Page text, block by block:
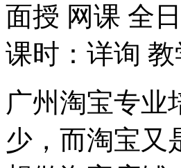
面授 网课 全
课时：详询 教
广州淘宝专业
少，而淘宝又